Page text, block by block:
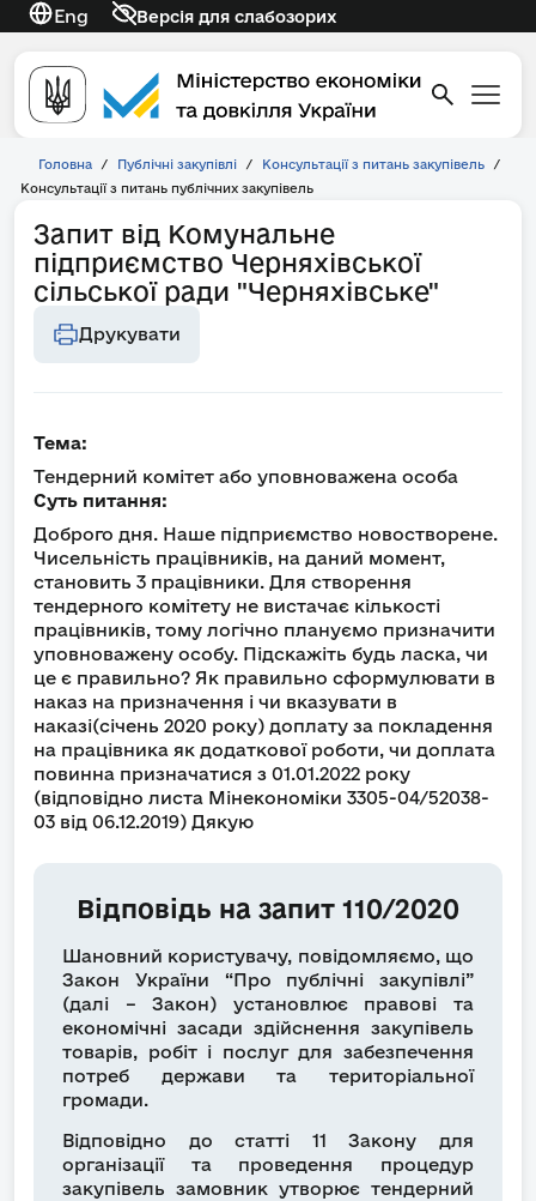
Eng Версія для слабозорих
Головна / Публічні закупівлі / Консультації з питань закупівель
/
Консультації з питань публічних закупівель
Запит від Комунальне
підприємство Черняхівської
сільської ради "Черняхівське"
Друкувати
Тема:
Тендерний комітет або уповноважена особа
Суть питання:
Доброго дня. Наше підприємство новостворене.
Чисельність працівників, на даний момент,
становить 3 працівники. Для створення
тендерного комітету не вистачає кількості
працівників, тому логічно плануємо призначити
уповноважену особу. Підскажіть будь ласка, чи
це є правильно? Як правильно сформулювати в
наказ на призначення і чи вказувати в
наказі(січень 2020 року) доплату за покладення
на працівника як додаткової роботи, чи доплата
повинна призначатися з 01.01.2022 року
(відповідно листа Мінекономіки 3305-04/52038-
03 від 06.12.2019) Дякую
Відповідь на запит 110/2020
Шановний користувачу, повідомляємо, що
Закон України “Про публічні закупівлі”
(далі – Закон) установлює правові та
економічні засади здійснення закупівель
товарів, робіт і послуг для забезпечення
потреб держави та територіальної
громади.
Відповідно до статті 11 Закону для
організації та проведення процедур
закупівель замовник утворює тендерний